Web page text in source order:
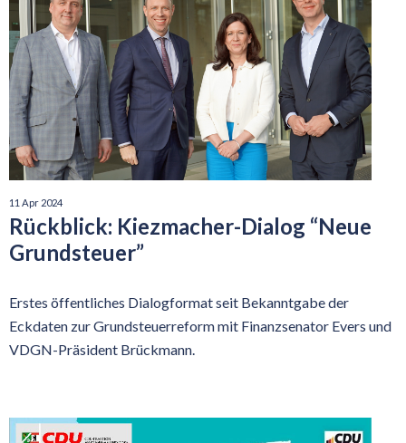
11 Apr 2024
Rückblick: Kiezmacher-Dialog “Neue
Grundsteuer”
Erstes öffentliches Dialogformat seit Bekanntgabe der
Eckdaten zur Grundsteuerreform mit Finanzsenator Evers und
VDGN-Präsident Brückmann.